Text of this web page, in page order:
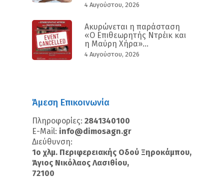
4 Αυγούστου, 2026
Ακυρώνεται η παράσταση
«Ο Επιθεωρητής Ντρέικ και
η Μαύρη Χήρα»...
4 Αυγούστου, 2026
Άμεση Επικοινωνία
Πληροφορίες: 2841340100
E-Mail: info@dimosagn.gr
Διεύθυνση:
1ο χλμ. Περιφερειακής Οδού Ξηροκάμπου,
Άγιος Νικόλαος Λασιθίου,
72100